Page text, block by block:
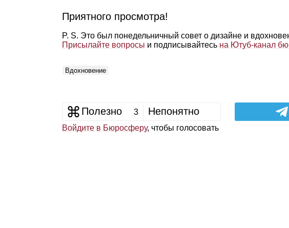
Приятного просмотра!
P. S. Это был понедельничный совет о дизайне и
Присылайте вопросы и подписывайтесь на Ютуб‑канал
Вдохновение
Полезно 3 Непонятно
Войдите в Бюросферу, чтобы голосовать